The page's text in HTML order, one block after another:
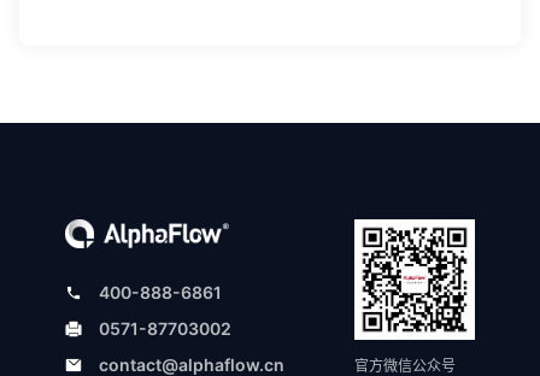
400-888-6861
0571-87703002
contact@alphaflow.cn
官方微信公众号